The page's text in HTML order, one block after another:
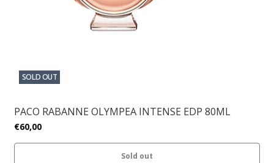
SOLD OUT
PACO RABANNE OLYMPEA INTENSE EDP 80ML
€60,00
Sold out